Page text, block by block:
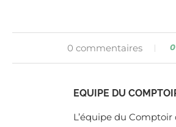
0 commentaires 0
EQUIPE DU
L’équipe du Comptoir